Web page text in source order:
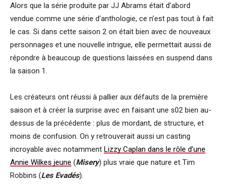
Alors que la série produite par JJ Abrams était d’abord
vendue comme une série d’anthologie, ce n’est pas tout à fait
le cas. Si dans cette saison 2 on était bien avec de nouveaux
personnages et une nouvelle intrigue, elle permettait aussi de
répondre à beaucoup de questions laissées en suspend dans
la saison 1.
Les créateurs ont réussi à pallier aux défauts de la première
saison et à créer la surprise avec en faisant une s02 bien au-
dessus de la précédente : plus de mordant, de structure, et
moins de confusion. On y retrouverait aussi un casting
incroyable avec notamment Lizzy Caplan dans le rôle d’une
Annie Wilkes jeune (Misery) plus vraie que nature et Tim
Robbins (Les Evadés).